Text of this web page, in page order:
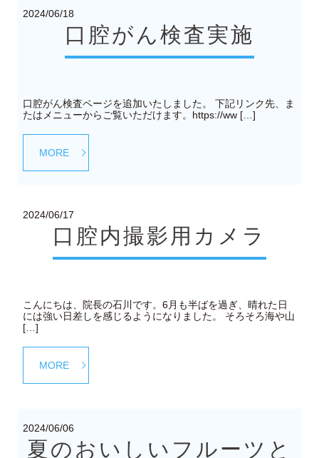
2024/06/18
口腔がん検査実施
口腔がん検査ページを追加いたしました。 下記リンク先、ま
たはメニューからご覧いただけます。https://ww […]
MORE
2024/06/17
口腔内撮影用カメラ
こんにちは、院長の石川です。6月も半ばを過ぎ、晴れた日
には強い日差しを感じるようになりました。 そろそろ海や山
[…]
MORE
2024/06/06
夏のおいしいフルーツと